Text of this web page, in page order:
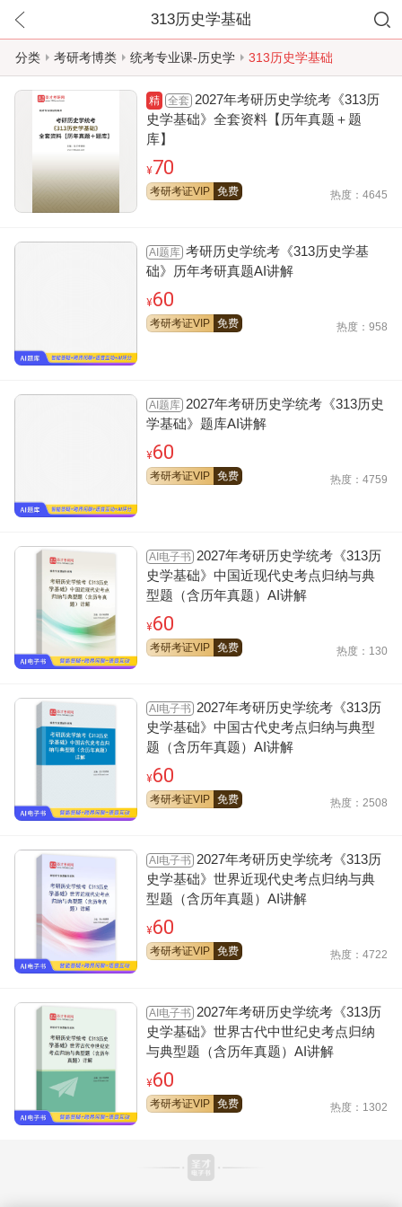
313历史学基础
分类 考研考博类 统考专业课-历史学 313历史学基础
精 全套 2027年考研历史学统考《313历
史学基础》全套资料【历年真题＋题
库】
¥70
考研考证VIP 免费 热度：4645
AI题库 考研历史学统考《313历史学基
础》历年考研真题AI讲解
¥60
考研考证VIP 免费 热度：958
AI题库 2027年考研历史学统考《313历史
学基础》题库AI讲解
¥60
考研考证VIP 免费 热度：4759
AI电子书 2027年考研历史学统考《313历
史学基础》中国近现代史考点归纳与典
型题（含历年真题）AI讲解
¥60
考研考证VIP 免费 热度：130
AI电子书 2027年考研历史学统考《313历
史学基础》中国古代史考点归纳与典型
题（含历年真题）AI讲解
¥60
考研考证VIP 免费 热度：2508
AI电子书 2027年考研历史学统考《313历
史学基础》世界近现代史考点归纳与典
型题（含历年真题）AI讲解
¥60
考研考证VIP 免费 热度：4722
AI电子书 2027年考研历史学统考《313历
史学基础》世界古代中世纪史考点归纳
与典型题（含历年真题）AI讲解
¥60
考研考证VIP 免费 热度：1302